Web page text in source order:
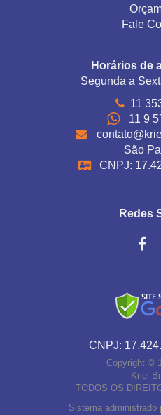
Fale
Horários de
Segunda a
11
11 9
São
CNPJ:
Redes
CNPJ:
Copyright ©
Kriei
TODOS OS
Sistema administrado